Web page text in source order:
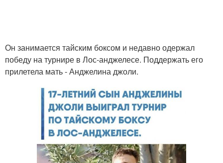
Он занимается тайским боксом и недавно одержал
победу на турнире в Лос-анджелесе. Поддержать его
прилетела мать - Анджелина джоли.